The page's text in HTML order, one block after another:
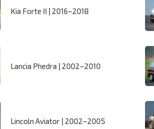
Kia Forte II | 2016–2018
Lancia Phedra | 2002–2010
Lincoln Aviator | 2002–2005